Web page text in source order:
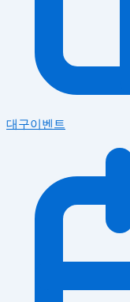
대구이벤트